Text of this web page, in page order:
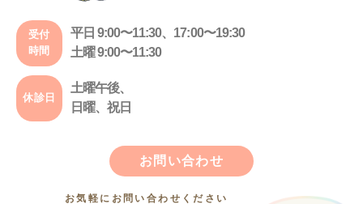
受付
時間
平日 9:00〜11:30、17:00〜19:30
土曜 9:00〜11:30
休診日
土曜午後、
日曜、祝日
お問い合わせ
お気軽にお問い合わせください